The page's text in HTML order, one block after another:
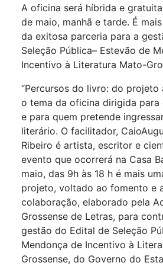
A oficina será híbrida e
de maio, manhã e tarde. É
da exitosa parceria para a
Seleção Pública– Estevão de
Incentivo à Literatura Mato-
“Percursos do livro: do projeto
o tema da oficina dirigida para
e para quem pretende
literário. O facilitador,
Ribeiro é artista, escritor e
evento que ocorrerá na Casa
maio, das 9h às 18 h é mais
projeto, voltado ao fomento e
colaboração, elaborado pela
Grossense de Letras, para
gestão do Edital de Seleção
Mendonça de Incentivo à
Grossense, do Governo do